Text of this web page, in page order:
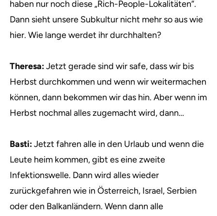
haben nur noch diese „Rich-People-Lokalitäten“.
Dann sieht unsere Subkultur nicht mehr so aus wie
hier. Wie lange werdet ihr durchhalten?
Theresa:Jetzt gerade sind wir safe, dass wir bis
Herbst durchkommen und wenn wir weitermachen
können, dann bekommen wir das hin. Aber wenn im
Herbst nochmal alles zugemacht wird, dann…
Basti:Jetzt fahren alle in den Urlaub und wenn die
Leute heim kommen, gibt es eine zweite
Infektionswelle. Dann wird alles wieder
zurückgefahren wie in Österreich, Israel, Serbien
oder den Balkanländern. Wenn dann alle